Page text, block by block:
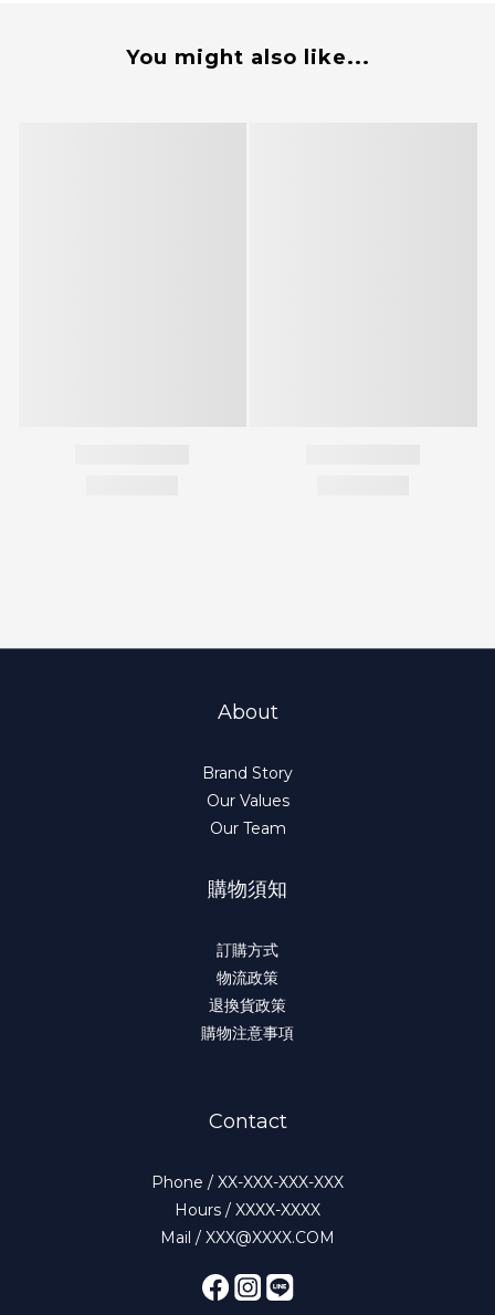
You might also like...
About
Brand Story
Our Values
Our Team
購物須知
訂購方式
物流政策
退換貨政策
購物注意事項
Contact
Phone / XX-XXX-XXX-XXX
Hours / XXXX-XXXX
Mail / XXX@XXXX.COM